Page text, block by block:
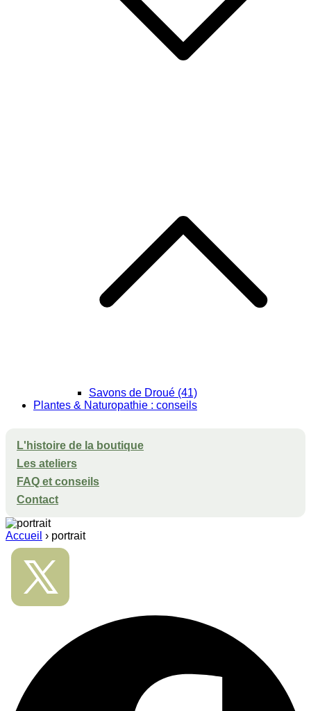
Savons de Droué (41)
Plantes & Naturopathie : conseils
L'histoire de la boutique
Les ateliers
FAQ et conseils
Contact
Accueil › portrait